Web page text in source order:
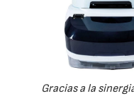
Gracias a la